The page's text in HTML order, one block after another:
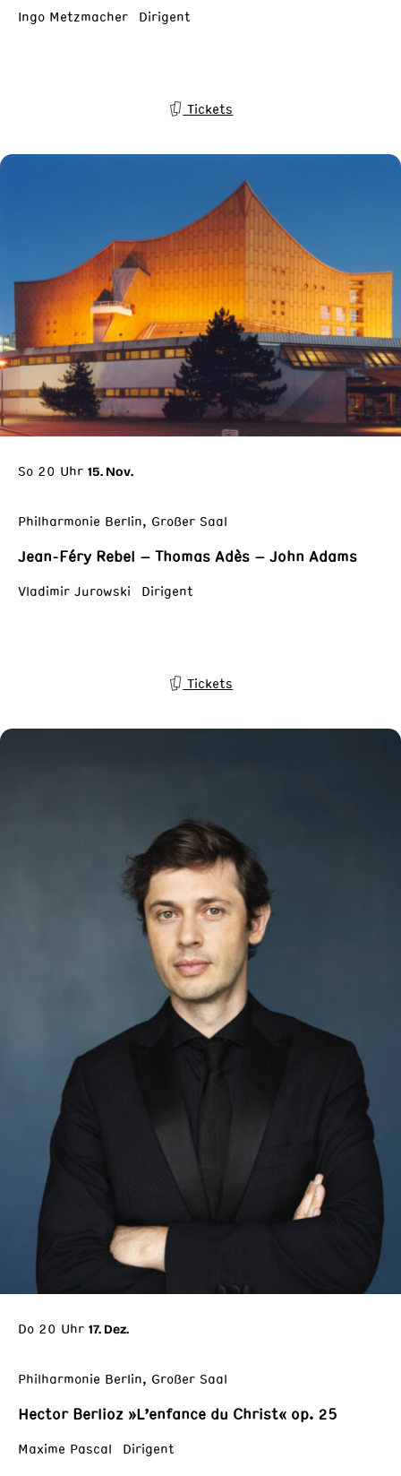
Ingo Metzmacher Dirigent
Tickets
So 20 Uhr 15. Nov.
Philharmonie Berlin, Großer Saal
Jean-Féry Rebel – Thomas Adès – John Adams
Vladimir Jurowski Dirigent
Tickets
Do 20 Uhr 17. Dez.
Philharmonie Berlin, Großer Saal
Hector Berlioz »L’enfance du Christ« op. 25
Maxime Pascal Dirigent